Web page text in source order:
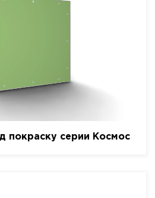
покраску серии Космос